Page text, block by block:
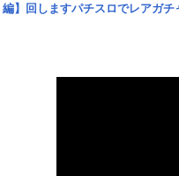
編】回しますパチスロでレアガチ